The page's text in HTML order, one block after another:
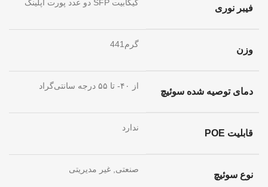
فیبر نوری
دو عدد پورت آپلینک SFP گیگابیت
وزن
441گرم
دمای توصیه شده سوئیچ
از ۴۰- تا ۵۵ درجه سانتی‌گراد
قابلیت POE
ندارد
نوع سوئیچ
صنعتی, غیر مدیریتی